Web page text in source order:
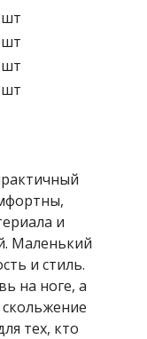
шт
шт
шт
шт
и
Маленький
и стиль.
на ноге, а
тех, кто